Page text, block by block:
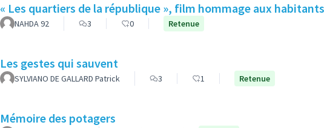
« Les quartiers de la république », film hommage aux
NAHDA 92 3 0 Retenue
Les gestes qui sauvent
SYLVIANO DE GALLARD Patrick 3 1 Retenue
Mémoire des potagers